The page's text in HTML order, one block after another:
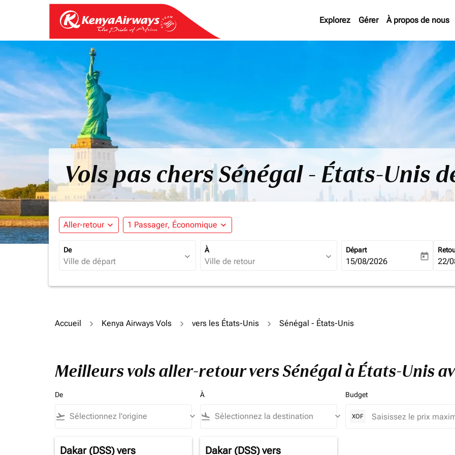
Explorez Gérer À propos de nous
Vols pas chers Sénégal - États-Unis
Aller-retour expand_more 1 Passager, Économique expand_more
De
expand_more
À
expand_more
Départ
fc-booking-departure-date-
15/08/2026 today fc-
22/
Accueil Kenya Airways Vols vers les États-Unis Sénégal - États-Unis
Meilleurs vols aller-retour vers Sénégal à États-Unis
De
flight_takeoff keyboard_arrow_down
À
flight_land keyboard_arrow_down
Budget
XOF
Dakar (DSS)vers
Dakar (DSS)vers